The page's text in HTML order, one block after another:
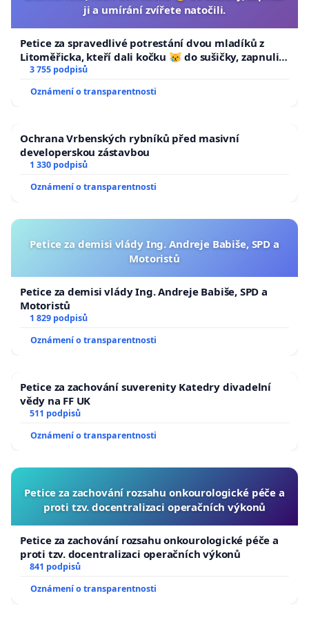
ji a umírání zvířete natočili.
Petice za spravedlivé potrestání dvou mladíků z
Litoměřicka, kteří dali kočku 😿 do sušičky, zapnuli ji
a umírání zvířete natočili.
3 755 podpisů
Oznámení o transparentnosti
Ochrana Vrbenských rybníků před masivní
developerskou zástavbou
1 330 podpisů
Oznámení o transparentnosti
Petice za demisi vlády Ing. Andreje Babiše, SPD a
Motoristů
Petice za demisi vlády Ing. Andreje Babiše, SPD a
Motoristů
1 829 podpisů
Oznámení o transparentnosti
Petice za zachování suverenity Katedry divadelní
vědy na FF UK
511 podpisů
Oznámení o transparentnosti
Petice za zachování rozsahu onkourologické péče a
proti tzv. docentralizaci operačních výkonů
Petice za zachování rozsahu onkourologické péče a
proti tzv. docentralizaci operačních výkonů
841 podpisů
Oznámení o transparentnosti